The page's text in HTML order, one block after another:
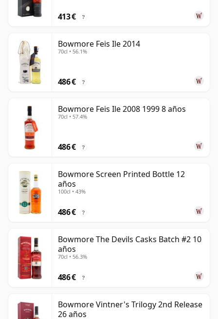
413 € ?
Bowmore Feis Ile 2014
70cl • 56.1%
486 € ?
Bowmore Feis Ile 2008 1999 8 años
70cl • 57.4%
486 € ?
Bowmore Screen Printed Bottle 12
años
100cl • 43%
486 € ?
Bowmore The Devils Casks Batch #2 10
años
70cl • 56.3%
486 € ?
Bowmore Vintner's Trilogy 2nd Release
26 años